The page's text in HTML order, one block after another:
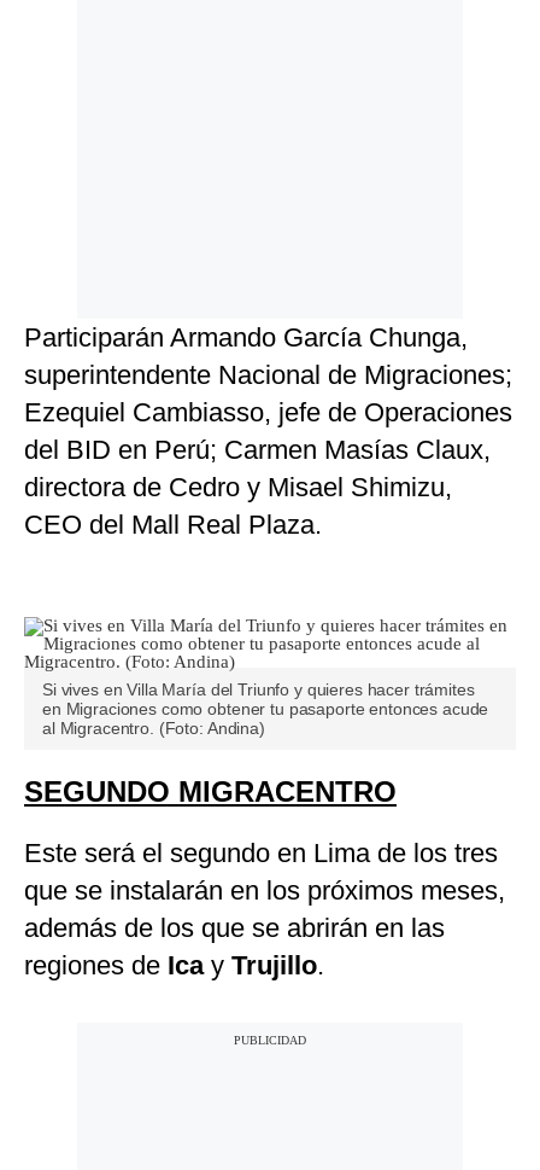
Participarán Armando García Chunga,
superintendente Nacional de Migraciones;
Ezequiel Cambiasso, jefe de Operaciones
del BID en Perú; Carmen Masías Claux,
directora de Cedro y Misael Shimizu,
CEO del Mall Real Plaza.
Si vives en Villa María del Triunfo y quieres hacer trámites
en Migraciones como obtener tu pasaporte entonces acude
al Migracentro. (Foto: Andina)
SEGUNDO MIGRACENTRO
Este será el segundo en Lima de los tres
que se instalarán en los próximos meses,
además de los que se abrirán en las
regiones de Icay Trujillo.